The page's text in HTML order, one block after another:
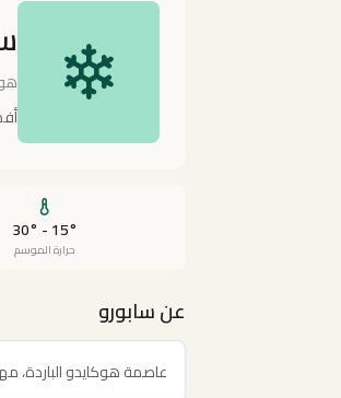
15° - 30°
حرارة الموسم
عن سابورو
عاصمة هوكايدو الباردة،